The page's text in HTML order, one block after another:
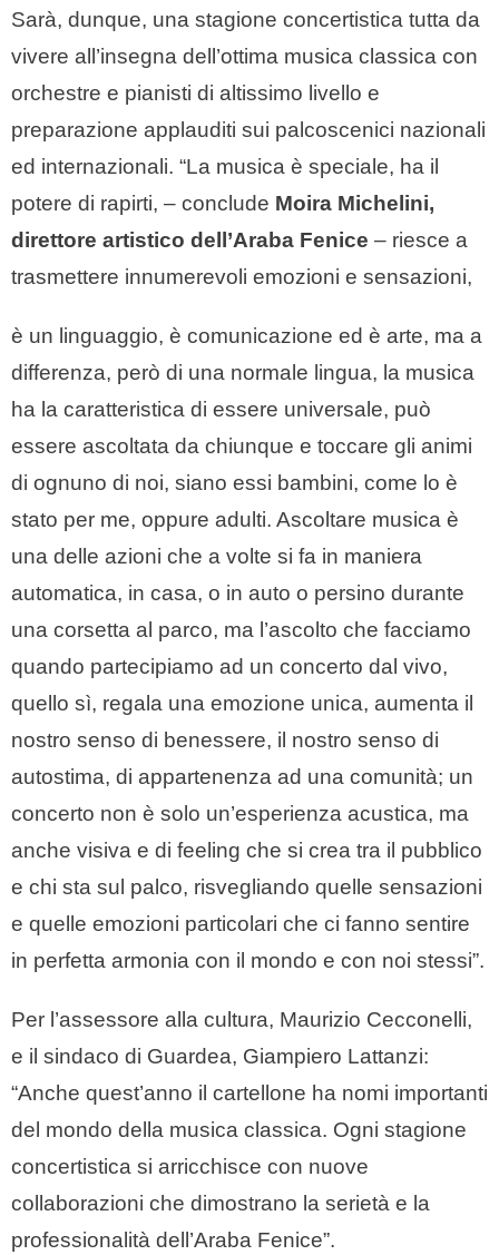
Sarà, dunque, una stagione concertistica tutta da
vivere all’insegna dell’ottima musica classica con
orchestre e pianisti di altissimo livello e
preparazione applauditi sui palcoscenici nazionali
ed internazionali. “La musica è speciale, ha il
potere di rapirti, – conclude Moira Michelini,
direttore artistico dell’Araba Fenice – riesce a
trasmettere innumerevoli emozioni e sensazioni,
è un linguaggio, è comunicazione ed è arte, ma a
differenza, però di una normale lingua, la musica
ha la caratteristica di essere universale, può
essere ascoltata da chiunque e toccare gli animi
di ognuno di noi, siano essi bambini, come lo è
stato per me, oppure adulti. Ascoltare musica è
una delle azioni che a volte si fa in maniera
automatica, in casa, o in auto o persino durante
una corsetta al parco, ma l’ascolto che facciamo
quando partecipiamo ad un concerto dal vivo,
quello sì, regala una emozione unica, aumenta il
nostro senso di benessere, il nostro senso di
autostima, di appartenenza ad una comunità; un
concerto non è solo un’esperienza acustica, ma
anche visiva e di feeling che si crea tra il pubblico
e chi sta sul palco, risvegliando quelle sensazioni
e quelle emozioni particolari che ci fanno sentire
in perfetta armonia con il mondo e con noi stessi”.
Per l’assessore alla cultura, Maurizio Cecconelli,
e il sindaco di Guardea, Giampiero Lattanzi:
“Anche quest’anno il cartellone ha nomi importanti
del mondo della musica classica. Ogni stagione
concertistica si arricchisce con nuove
collaborazioni che dimostrano la serietà e la
professionalità dell’Araba Fenice”.